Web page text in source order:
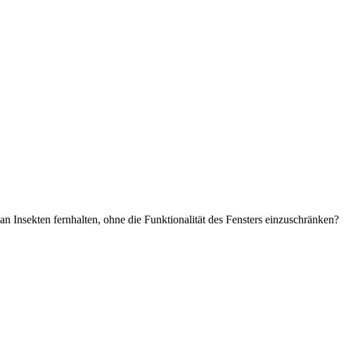
fernhalten, ohne die Funktionalität des Fensters einzuschränken?